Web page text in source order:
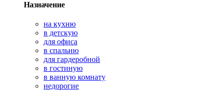
Назначение
на кухню
в детскую
для офиса
в спальню
для гардеробной
в гостиную
в ванную комнату
недорогие